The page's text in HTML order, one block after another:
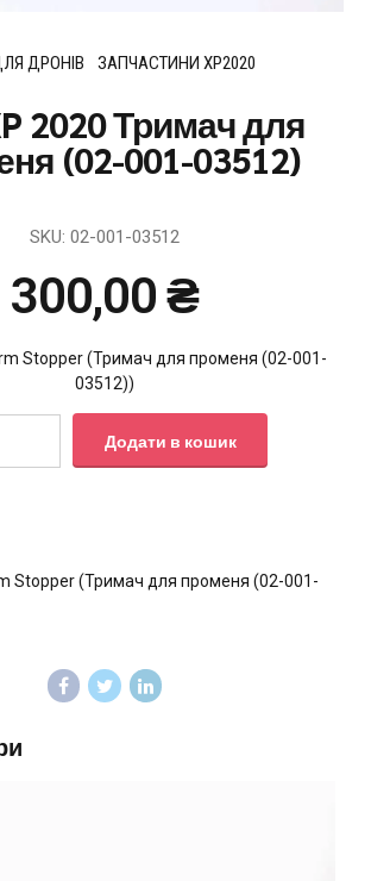
ДРОНІВ
ЗАПЧАСТИНИ XP2020
2020 Тримач для
(02-001-03512)
SKU: 02-001-03512
300,00₴
Stopper (Тримач для променя (02-001-
03512))
Додати в кошик
Stopper (Тримач для променя (02-001-